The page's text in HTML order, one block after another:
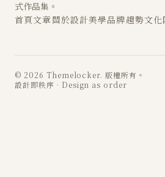
式作品集。
首頁文章關於設計美學品牌趨勢文化
© 2026 Themelocker. 版權所有。
設計即秩序 · Design as order